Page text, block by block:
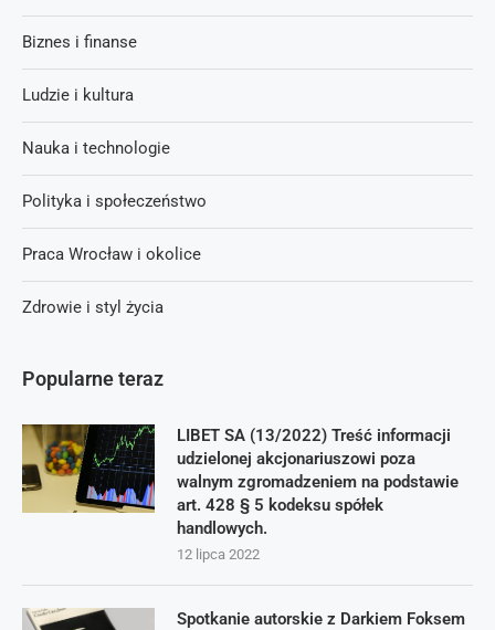
Popularne teraz
LIBET SA (13/2022) Treść informacji
udzielonej akcjonariuszowi poza
walnym zgromadzeniem na podstawie
art. 428 § 5 kodeksu spółek
handlowych.
12 lipca 2022
Spotkanie autorskie z Darkiem Foksem
Biznes i finanse
Ludzie i kultura
Nauka i technologie
Polityka i społeczeństwo
Praca Wrocław i okolice
Zdrowie i styl życia